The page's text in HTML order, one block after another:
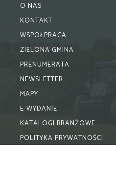
O NAS
KONTAKT
WSPÓŁPRACA
ZIELONA GMINA
PRENUMERATA
NEWSLETTER
MAPY
E-WYDANIE
KATALOGI BRANŻOWE
POLITYKA PRYWATNOŚCI